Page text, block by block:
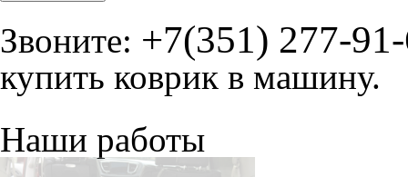
Звоните: +7(351) 277-
купить коврик в машину.
Наши работы